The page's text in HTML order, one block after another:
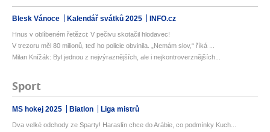
Blesk Vánoce Kalendář svátků 2025 INFO.cz
Hnus v oblíbeném řetězci: V pečivu skotačil hlodavec!
V trezoru měl 80 milionů, teď ho policie obvinila. „Nemám slov,“ říká ...
Milan Knížák: Byl jednou z nejvýraznějších, ale i nejkontroverznějších...
Sport
MS hokej 2025 Biatlon Liga mistrů
Dva velké odchody ze Sparty! Haraslín chce do Arábie, co podmínky Kuch...